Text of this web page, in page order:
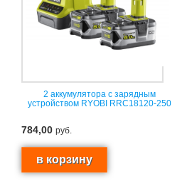
2 аккумулятора с зарядным
устройством RYOBI RRC18120-250
784,00 руб.